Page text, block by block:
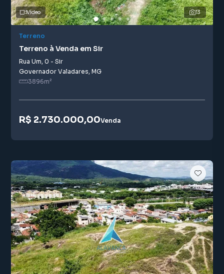
13
Vídeo
Terreno
Terreno à Venda em Sir
Rua Um, 0 - Sir
Governador Valadares, MG
3896m²
R$ 2.730.000,00Venda